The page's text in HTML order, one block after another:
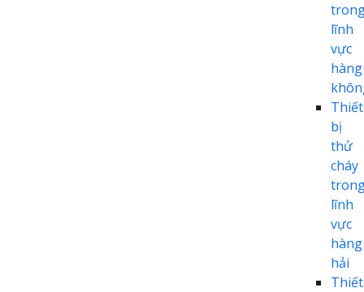
lĩnh
vực
hàng
Thiết
bị
thử
cháy
lĩnh
vực
hàng
hải
Thiết